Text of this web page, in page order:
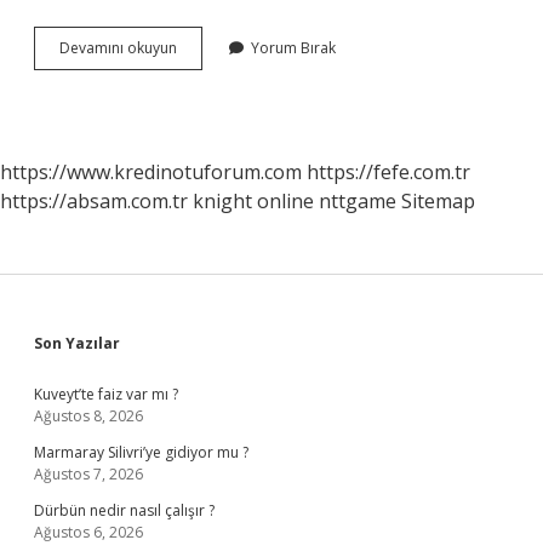
Devamını okuyun
Hangi
Yorum Bırak
https://www.kredinotuforum.com https://fefe.com.tr
https://absam.com.tr knight online nttgame Sitemap
Sidebar
Son Yazılar
Kuveyt’te faiz var mı ?
Ağustos 8, 2026
Marmaray Silivri’ye gidiyor mu ?
Ağustos 7, 2026
Dürbün nedir nasıl çalışır ?
Ağustos 6, 2026